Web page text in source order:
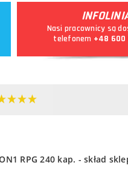
Nasi pracownicy są
telefonem +48 600